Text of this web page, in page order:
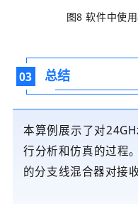
图8 软件中使
03 总结
本算例展示了对
行分析和仿真的过程
的分支线混合器对接